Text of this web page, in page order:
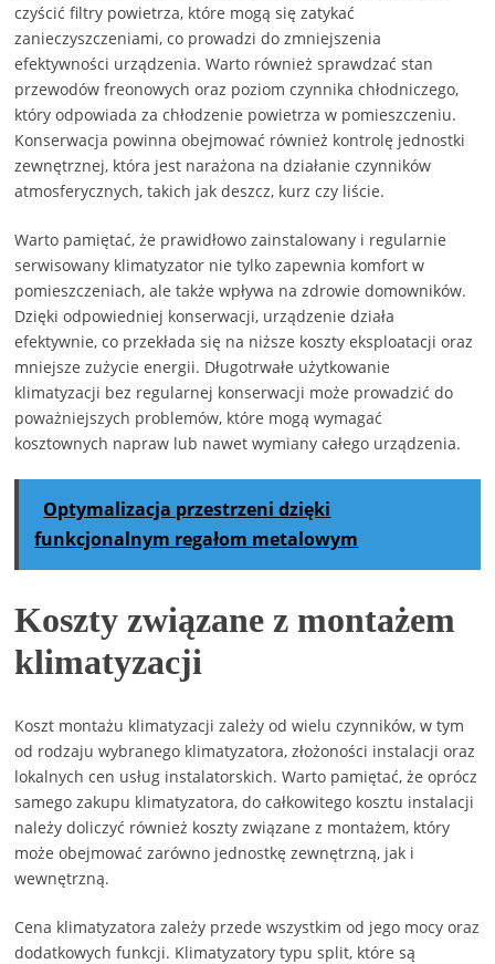
czyścić filtry powietrza, które mogą się zatykać
zanieczyszczeniami, co prowadzi do zmniejszenia
efektywności urządzenia. Warto również sprawdzać stan
przewodów freonowych oraz poziom czynnika chłodniczego,
który odpowiada za chłodzenie powietrza w pomieszczeniu.
Konserwacja powinna obejmować również kontrolę jednostki
zewnętrznej, która jest narażona na działanie czynników
atmosferycznych, takich jak deszcz, kurz czy liście.
Warto pamiętać, że prawidłowo zainstalowany i regularnie
serwisowany klimatyzator nie tylko zapewnia komfort w
pomieszczeniach, ale także wpływa na zdrowie domowników.
Dzięki odpowiedniej konserwacji, urządzenie działa
efektywnie, co przekłada się na niższe koszty eksploatacji oraz
mniejsze zużycie energii. Długotrwałe użytkowanie
klimatyzacji bez regularnej konserwacji może prowadzić do
poważniejszych problemów, które mogą wymagać
kosztownych napraw lub nawet wymiany całego urządzenia.
Optymalizacja przestrzeni dzięki
funkcjonalnym regałom metalowym
Koszty związane z montażem
klimatyzacji
Koszt montażu klimatyzacji zależy od wielu czynników, w tym
od rodzaju wybranego klimatyzatora, złożoności instalacji oraz
lokalnych cen usług instalatorskich. Warto pamiętać, że oprócz
samego zakupu klimatyzatora, do całkowitego kosztu instalacji
należy doliczyć również koszty związane z montażem, który
może obejmować zarówno jednostkę zewnętrzną, jak i
wewnętrzną.
Cena klimatyzatora zależy przede wszystkim od jego mocy oraz
dodatkowych funkcji. Klimatyzatory typu split, które są